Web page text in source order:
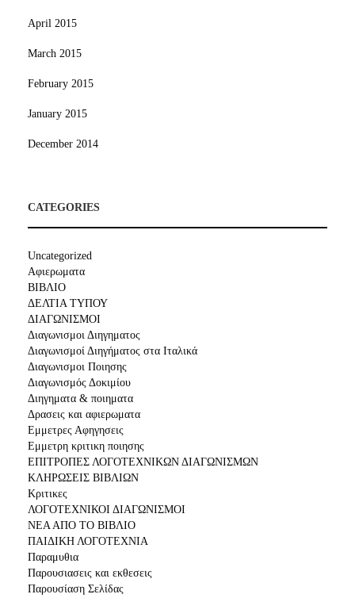
April 2015
March 2015
February 2015
January 2015
December 2014
CATEGORIES
Uncategorized
Αφιερωματα
ΒΙΒΛΙΟ
ΔΕΛΤΙΑ ΤΥΠΟΥ
ΔΙΑΓΩΝΙΣΜΟΙ
Διαγωνισμοι Διηγηματος
Διαγωνισμοί Διηγήματος στα Ιταλικά
Διαγωνισμοι Ποιησης
Διαγωνισμός Δοκιμίου
Διηγηματα & ποιηματα
Δρασεις και αφιερωματα
Εμμετρες Αφηγησεις
Εμμετρη κριτικη ποιησης
ΕΠΙΤΡΟΠΕΣ ΛΟΓΟΤΕΧΝΙΚΩΝ ΔΙΑΓΩΝΙΣΜΩΝ
ΚΛΗΡΩΣΕΙΣ ΒΙΒΛΙΩΝ
Κριτικες
ΛΟΓΟΤΕΧΝΙΚΟΙ ΔΙΑΓΩΝΙΣΜΟΙ
ΝΕΑ ΑΠΟ ΤΟ ΒΙΒΛΙΟ
ΠΑΙΔΙΚΗ ΛΟΓΟΤΕΧΝΙΑ
Παραμυθια
Παρουσιασεις και εκθεσεις
Παρουσίαση Σελίδας